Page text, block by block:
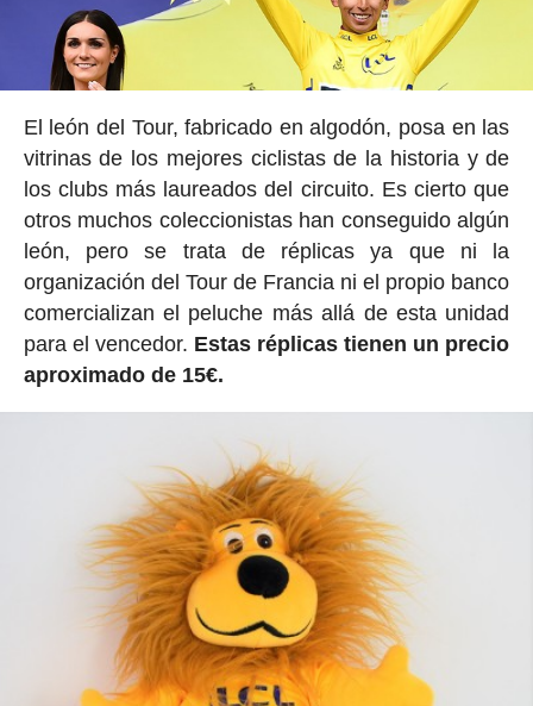
El león del Tour, fabricado en algodón, posa en las
vitrinas de los mejores ciclistas de la historia y de
los clubs más laureados del circuito. Es cierto que
otros muchos coleccionistas han conseguido algún
león, pero se trata de réplicas ya que ni la
organización del Tour de Francia ni el propio banco
comercializan el peluche más allá de esta unidad
para el vencedor. Estas réplicas tienen un precio
aproximado de 15€.